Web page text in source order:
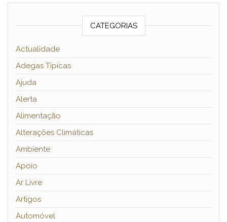
CATEGORIAS
Actualidade
Adegas Típicas
Ajuda
Alerta
Alimentação
Alterações Climáticas
Ambiente
Apoio
Ar Livre
Artigos
Automóvel